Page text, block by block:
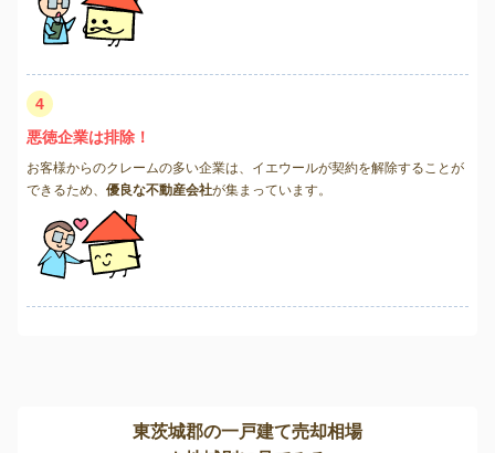
4
悪徳企業は排除！
お客様からのクレームの多い企業は、イエウールが契約を解除することが
できるため、 優良な不動産会社が集まっています。
東茨城郡の一戸建て売却相場